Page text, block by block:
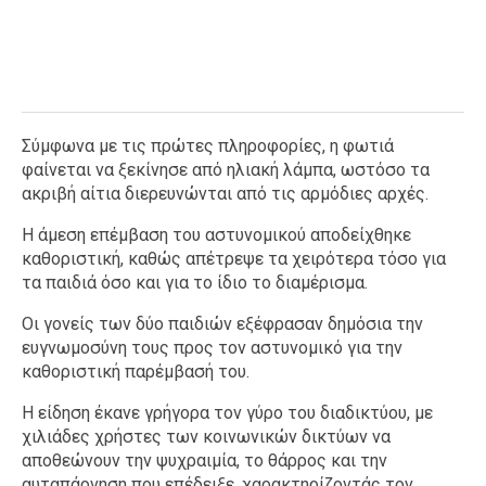
Σύμφωνα με τις πρώτες πληροφορίες, η φωτιά
φαίνεται να ξεκίνησε από ηλιακή λάμπα, ωστόσο τα
ακριβή αίτια διερευνώνται από τις αρμόδιες αρχές.
Η άμεση επέμβαση του αστυνομικού αποδείχθηκε
καθοριστική, καθώς απέτρεψε τα χειρότερα τόσο για
τα παιδιά όσο και για το ίδιο το διαμέρισμα.
Οι γονείς των δύο παιδιών εξέφρασαν δημόσια την
ευγνωμοσύνη τους προς τον αστυνομικό για την
καθοριστική παρέμβασή του.
Η είδηση έκανε γρήγορα τον γύρο του διαδικτύου, με
χιλιάδες χρήστες των κοινωνικών δικτύων να
αποθεώνουν την ψυχραιμία, το θάρρος και την